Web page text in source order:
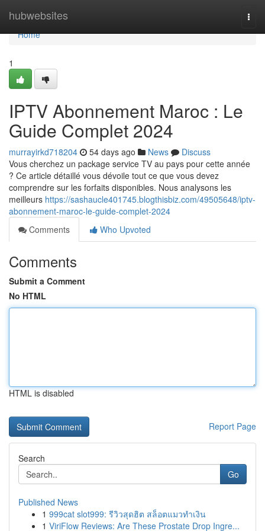
hubwebsites
Home
Home
1
IPTV Abonnement Maroc : Le
Guide Complet 2024
murrayirkd718204 54 days ago News
Discuss
Vous cherchez un package service TV au pays pour cette année
? Ce article détaillé vous dévoile tout ce que vous devez
comprendre sur les forfaits disponibles. Nous analysons les
meilleurs https://sashaucle401745.blogthisbiz.com/49505648/iptv-
abonnement-maroc-le-guide-complet-2024
Comments
Who Upvoted
Comments
Submit a Comment
No HTML
HTML is disabled
Report Page
Search
Go
Published News
1 999cat slot999: รีวิวสุดฮิต สล็อตแมวทำเงิน
1 ViriFlow Reviews: Are These Prostate Drop Ingre...